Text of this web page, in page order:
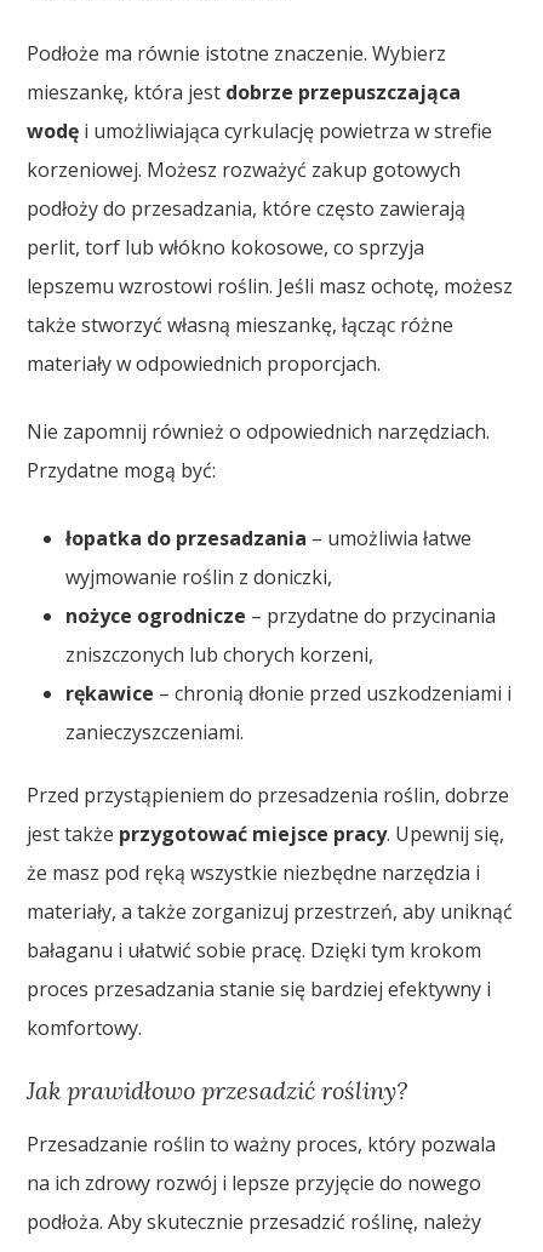
Podłoże ma równie istotne znaczenie. Wybierz
mieszankę, która jest dobrze przepuszczająca
wodę i umożliwiająca cyrkulację powietrza w strefie
korzeniowej. Możesz rozważyć zakup gotowych
podłoży do przesadzania, które często zawierają
perlit, torf lub włókno kokosowe, co sprzyja
lepszemu wzrostowi roślin. Jeśli masz ochotę, możesz
także stworzyć własną mieszankę, łącząc różne
materiały w odpowiednich proporcjach.
Nie zapomnij również o odpowiednich narzędziach.
Przydatne mogą być:
łopatka do przesadzania – umożliwia łatwe
wyjmowanie roślin z doniczki,
nożyce ogrodnicze – przydatne do przycinania
zniszczonych lub chorych korzeni,
rękawice – chronią dłonie przed uszkodzeniami i
zanieczyszczeniami.
Przed przystąpieniem do przesadzenia roślin, dobrze
jest także przygotować miejsce pracy. Upewnij się,
że masz pod ręką wszystkie niezbędne narzędzia i
materiały, a także zorganizuj przestrzeń, aby uniknąć
bałaganu i ułatwić sobie pracę. Dzięki tym krokom
proces przesadzania stanie się bardziej efektywny i
komfortowy.
Jak prawidłowo przesadzić rośliny?
Przesadzanie roślin to ważny proces, który pozwala
na ich zdrowy rozwój i lepsze przyjęcie do nowego
podłoża. Aby skutecznie przesadzić roślinę, należy